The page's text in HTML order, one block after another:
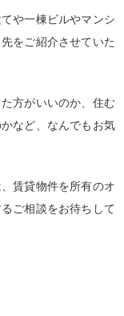
や一棟ビルやマンシ
をご紹介させていた
方がいいのか、住む
など、なんでもお気
賃貸物件を所有のオ
ご相談をお待ちして